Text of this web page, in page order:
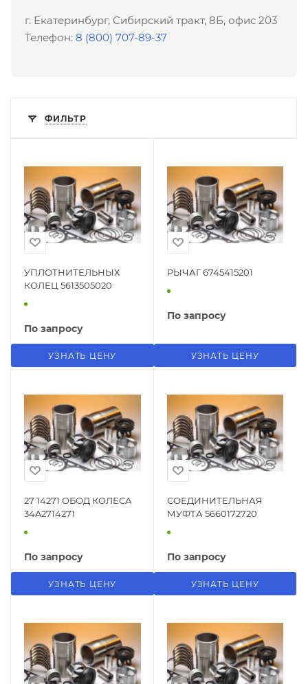
г. Екатеринбург, Сибирский тракт, 8Б, офис 203
Телефон: 8 (800) 707-89-37
ФИЛЬТР
УПЛОТНИТЕЛЬНЫХ
КОЛЕЦ 5613505020
По запросу
УЗНАТЬ ЦЕНУ
РЫЧАГ 6745415201
По запросу
УЗНАТЬ ЦЕНУ
27 14271 ОБОД КОЛЕСА
34A2714271
По запросу
УЗНАТЬ ЦЕНУ
СОЕДИНИТЕЛЬНАЯ
МУФТА 5660172720
По запросу
УЗНАТЬ ЦЕНУ